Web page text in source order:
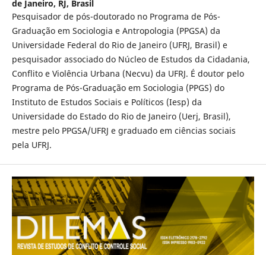
de Janeiro, RJ, Brasil
Pesquisador de pós-doutorado no Programa de Pós-
Graduação em Sociologia e Antropologia (PPGSA) da
Universidade Federal do Rio de Janeiro (UFRJ, Brasil) e
pesquisador associado do Núcleo de Estudos da Cidadania,
Conflito e Violência Urbana (Necvu) da UFRJ. É doutor pelo
Programa de Pós-Graduação em Sociologia (PPGS) do
Instituto de Estudos Sociais e Políticos (Iesp) da
Universidade do Estado do Rio de Janeiro (Uerj, Brasil),
mestre pelo PPGSA/UFRJ e graduado em ciências sociais
pela UFRJ.